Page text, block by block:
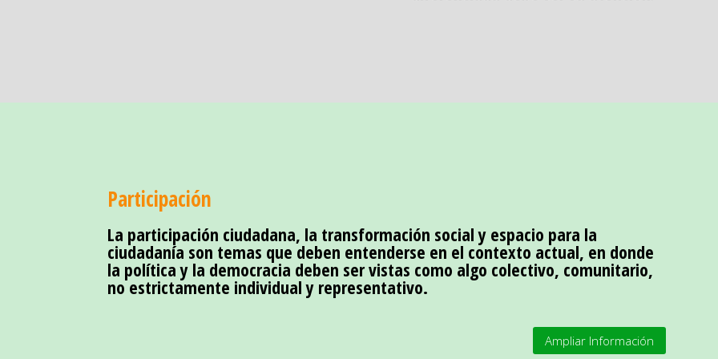
Participación
La participación ciudadana, la transformación social y espacio para la
ciudadanía son temas que deben entenderse en el contexto actual, en donde
la política y la democracia deben ser vistas como algo colectivo, comunitario,
no estrictamente individual y representativo.
Ampliar Información